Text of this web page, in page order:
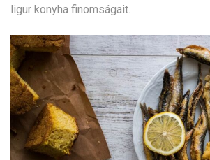
ligur konyha finomságait.